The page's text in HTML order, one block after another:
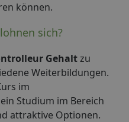
können.
sich?
Gehaltzu
Weiterbildungen.
im
Studium im Bereich
attraktive Optionen.